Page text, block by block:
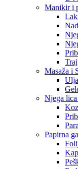
Manikir i
Masaža i
Njega
Papirna